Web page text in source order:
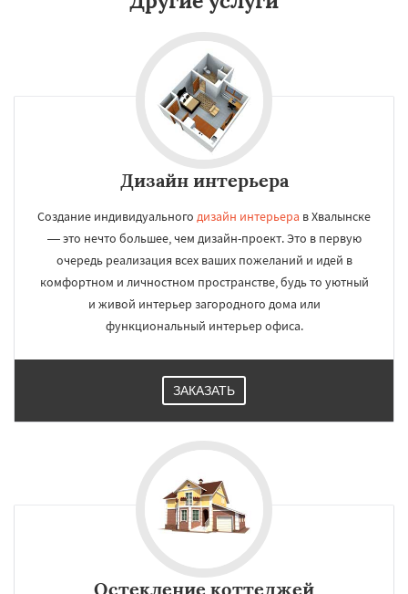
Дизайн интерьера
Создание индивидуального дизайн интерьера в Хвалынске
— это нечто большее, чем дизайн-проект. Это в первую
очередь реализация всех ваших пожеланий и идей в
комфортном и личностном пространстве, будь то уютный
и живой интерьер загородного дома или
функциональный интерьер офиса.
ЗАКАЗАТЬ
Остекление коттеджей